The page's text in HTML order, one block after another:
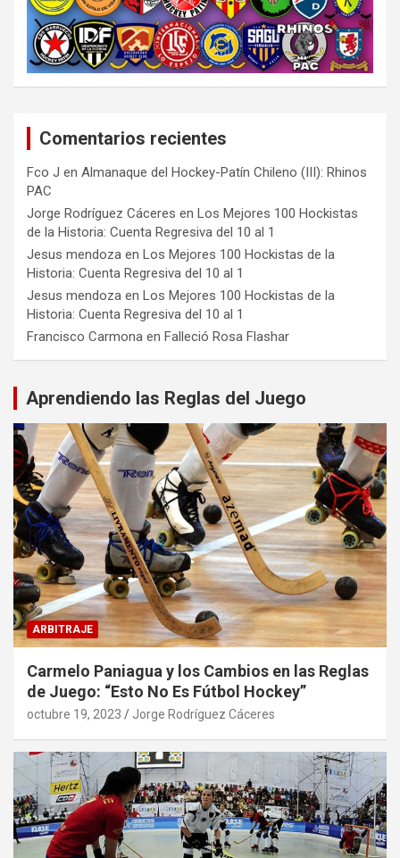
Comentarios recientes
Fco J en Almanaque del Hockey-Patín Chileno (III): Rhinos
PAC
Jorge Rodríguez Cáceres en Los Mejores 100 Hockistas
de la Historia: Cuenta Regresiva del 10 al 1
Jesus mendoza en Los Mejores 100 Hockistas de la
Historia: Cuenta Regresiva del 10 al 1
Jesus mendoza en Los Mejores 100 Hockistas de la
Historia: Cuenta Regresiva del 10 al 1
Francisco Carmona en Falleció Rosa Flashar
Aprendiendo las Reglas del Juego
ARBITRAJE
Carmelo Paniagua y los Cambios en las Reglas
de Juego: “Esto No Es Fútbol Hockey”
octubre 19, 2023 Jorge Rodríguez Cáceres